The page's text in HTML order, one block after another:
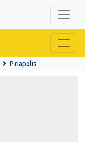
Piriapolis